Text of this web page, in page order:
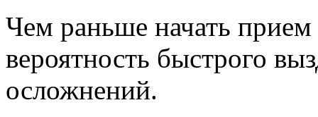
Чем раньше начать
вероятность быстрого
осложнений.